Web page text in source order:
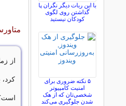
از
با این ربات دیگر نگران پا
گذاشتن روی لگوی
کودکان نیستید
۵ نکته ضروری برای
امنیت کامپیوتر
شخصی‌تان که از هک
شدن جلوگیری می‌کند